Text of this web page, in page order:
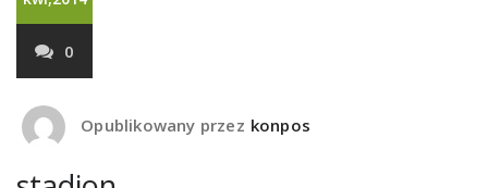
0
Opublikowany przez konpos